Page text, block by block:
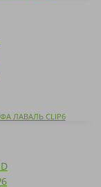
ЛАВАЛЬ CLIP6